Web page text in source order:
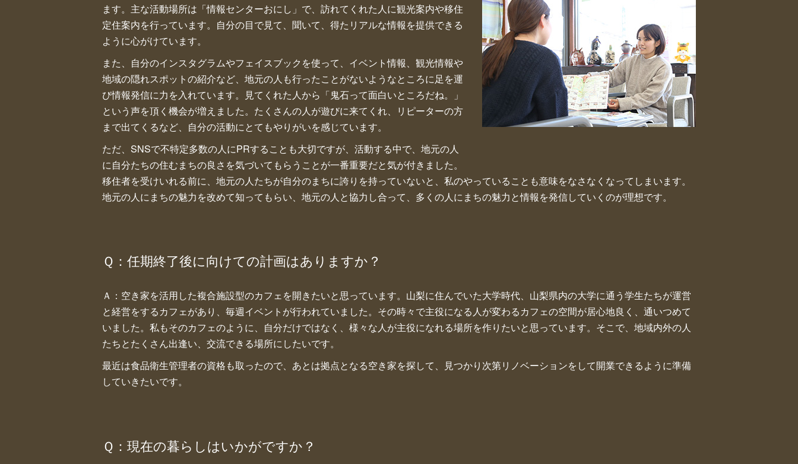
ます。主な活動場所は「情報センターおにし」で、訪れてくれた人に観光案内や移住
定住案内を行っています。自分の目で見て、聞いて、得たリアルな情報を提供できる
ように心がけています。
また、自分のインスタグラムやフェイスブックを使って、イベント情報、観光情報や
地域の隠れスポットの紹介など、地元の人も行ったことがないようなところに足を運
び情報発信に力を入れています。見てくれた人から「鬼石って面白いところだね。」
という声を頂く機会が増えました。たくさんの人が遊びに来てくれ、リピーターの方
まで出てくるなど、自分の活動にとてもやりがいを感じています。
ただ、SNSで不特定多数の人にPRすることも大切ですが、活動する中で、地元の人
に自分たちの住むまちの良さを気づいてもらうことが一番重要だと気が付きました。
移住者を受けいれる前に、地元の人たちが自分のまちに誇りを持っていないと、私のやっていることも意味をなさなくなってしまいます。
地元の人にまちの魅力を改めて知ってもらい、地元の人と協力し合って、多くの人にまちの魅力と情報を発信していくのが理想です。
Ｑ：任期終了後に向けての計画はありますか？
Ａ：空き家を活用した複合施設型のカフェを開きたいと思っています。山梨に住んでいた大学時代、山梨県内の大学に通う学生たちが運営
と経営をするカフェがあり、毎週イベントが行われていました。その時々で主役になる人が変わるカフェの空間が居心地良く、通いつめて
いました。私もそのカフェのように、自分だけではなく、様々な人が主役になれる場所を作りたいと思っています。そこで、地域内外の人
たちとたくさん出逢い、交流できる場所にしたいです。
最近は食品衛生管理者の資格も取ったので、あとは拠点となる空き家を探して、見つかり次第リノベーションをして開業できるように準備
していきたいです。
Ｑ：現在の暮らしはいかがですか？